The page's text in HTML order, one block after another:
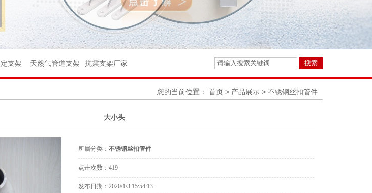
支架 天然气管道支架 抗震支架厂家
您的当前位置： 首页 > 产品展示 > 不锈钢丝扣管件
大小头
所属分类： 不锈钢丝扣管件
点击次数： 419
发布日期： 2020/1/3 15:54:13